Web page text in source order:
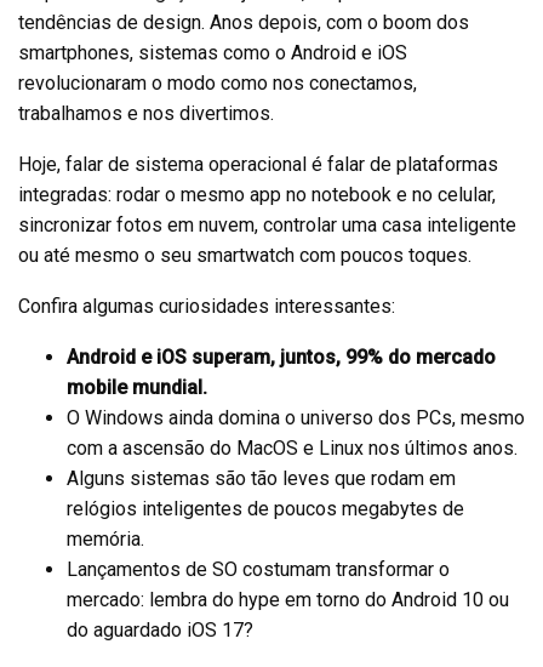
tendências de design. Anos depois, com o boom dos
smartphones, sistemas como o Android e iOS
revolucionaram o modo como nos conectamos,
trabalhamos e nos divertimos.
Hoje, falar de sistema operacional é falar de plataformas
integradas: rodar o mesmo app no notebook e no celular,
sincronizar fotos em nuvem, controlar uma casa inteligente
ou até mesmo o seu smartwatch com poucos toques.
Confira algumas curiosidades interessantes:
Android e iOS superam, juntos, 99% do mercado
mobile mundial.
O Windows ainda domina o universo dos PCs, mesmo
com a ascensão do MacOS e Linux nos últimos anos.
Alguns sistemas são tão leves que rodam em
relógios inteligentes de poucos megabytes de
memória.
Lançamentos de SO costumam transformar o
mercado: lembra do hype em torno do Android 10 ou
do aguardado iOS 17?